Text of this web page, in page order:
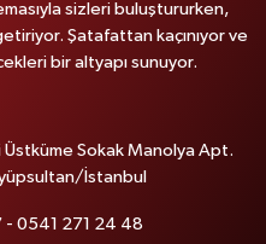
sizleri buluştururken,
Şatafattan kaçınıyor ve
bir altyapı sunuyor.
Sokak Manolya Apt.
İstanbul
- 0541 271 24 48